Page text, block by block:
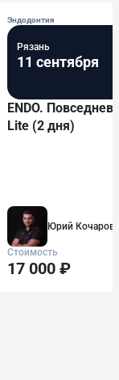
Эндодонтия
Рязань
11 сентября
ENDO.
Lite (2 дня)
Юрий Кочаров
Стоимость
17 000 ₽